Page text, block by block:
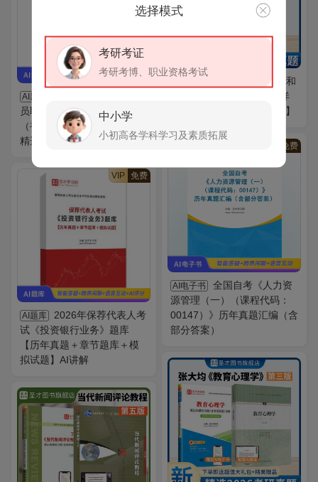
《教育心理学》笔记和
课后习题（含考研真题）详
解【适用张大均第3版教材】
AI题库
员职业资格考试《公司信贷
（初级）》机考题库【真题
精选＋章节题库】AI讲解
免费
AI电子书
全国自考《人力资
源管理（一）（课程代码：
00147）》历年真题汇编（含
部分答案）
VIP 免费
AI题库
2026年保荐代表人考
试《投资银行业务》题库
【历年真题＋章节题库＋模
拟试题】AI讲解
选择模式
考研考证
考研考博、职业资格考试
中小学
小初高各学科学习及素质拓展